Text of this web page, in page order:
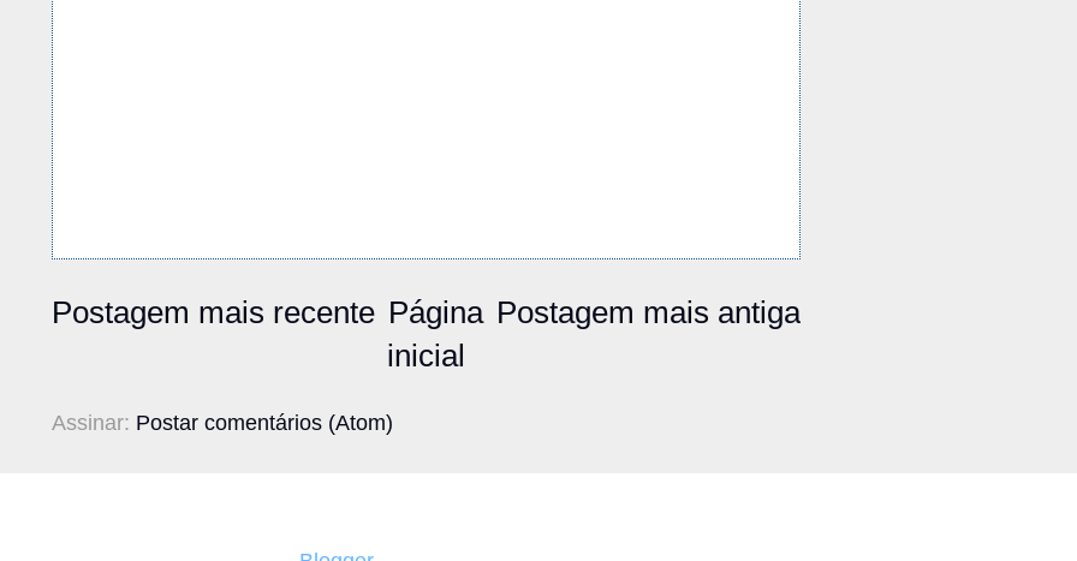
Postagem mais recente Postagem mais antiga
Página
inicial
Assinar: Postar comentários (Atom)